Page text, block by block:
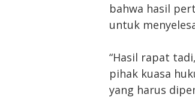
bahwa hasil
untuk
“Hasil rapat
pihak kuasa
yang harus